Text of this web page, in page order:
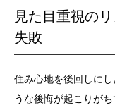
見た目重視の
失敗
住み心地を後回しに
うな後悔が起こりがち